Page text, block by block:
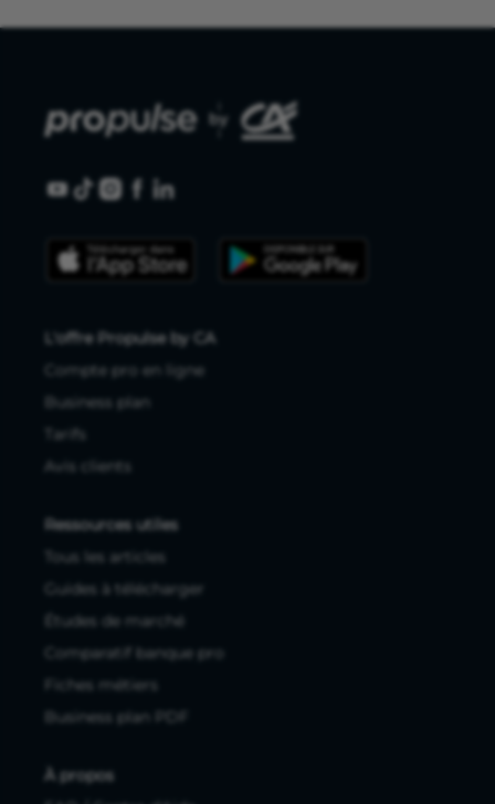
L'offre Propulse by CA
Compte pro en ligne
Business plan
Tarifs
Avis clients
Ressources utiles
Tous les articles
Guides à télécharger
Études de marché
Comparatif banque pro
Fiches métiers
Business plan PDF
À propos